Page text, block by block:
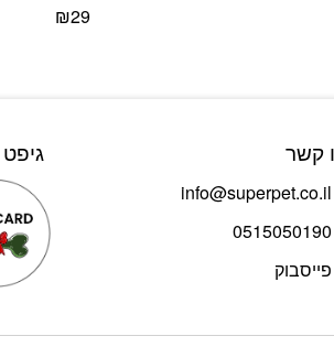
₪29
קשר
info@superpet.co.il
0515050190
פייסבוק